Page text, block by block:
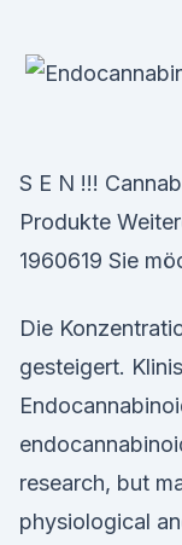
S E N !!!
Produkte
1960619 Sie
Die
gesteigert.
research, but
physiological